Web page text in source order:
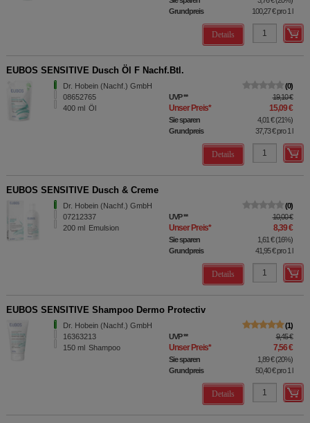
Grundpreis
100,27 €pro 1 l
Details
EUBOS SENSITIVE Dusch Öl F Nachf.Btl.
Dr. Hobein (Nachf.) GmbH
08652765
400 ml Öl
0
UVP** 19,10 €
Unser Preis* 15,09 €
Sie sparen 4,01 €(21%)
Grundpreis
37,73 €pro 1 l
Details
EUBOS SENSITIVE Dusch & Creme
Dr. Hobein (Nachf.) GmbH
07212337
200 ml Emulsion
0
UVP** 10,00 €
Unser Preis* 8,39 €
Sie sparen 1,61 €(16%)
Grundpreis
41,95 €pro 1 l
Details
EUBOS SENSITIVE Shampoo Dermo Protectiv
Dr. Hobein (Nachf.) GmbH
16363213
150 ml Shampoo
1
UVP** 9,45 €
Unser Preis* 7,56 €
Sie sparen 1,89 €(20%)
Grundpreis
50,40 €pro 1 l
Details